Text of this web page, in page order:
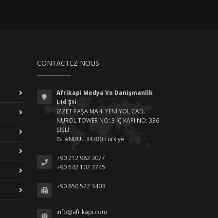
CONTACTEZ NOUS
Afrikapi Medya Ve Danişmanlik
Ltd Şti
İZZET PAŞA MAH. YENİ YOL CAD.
NUROL TOWER NO: 3 İÇ KAPI NO: 336
ŞİŞLİ
İSTANBUL 34380 Türkiye
+90 212 982 3077
+90 542 102 3745
+90 850 522 3403
info@afrikapi.com